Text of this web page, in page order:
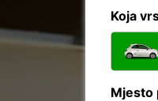
Koja
Mjesto